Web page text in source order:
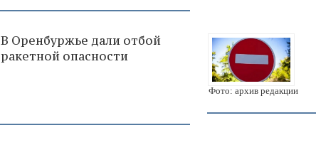
В Оренбуржье дали отбой
ракетной опасности
Фото: архив редакции